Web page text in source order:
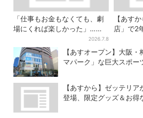
「仕事もお金もなくても、劇
場にくれば楽しかった」…大
阪“マンゲキ卒業”芸人が語
る、漫才を磨き続けた日々
2026.7.8
【あす
店」で2
復活！“
る”キャ
【あすオープン】大阪
マパーク」な巨大スポー
【あすから】ゼッテリ
登場、限定グッズ＆お得